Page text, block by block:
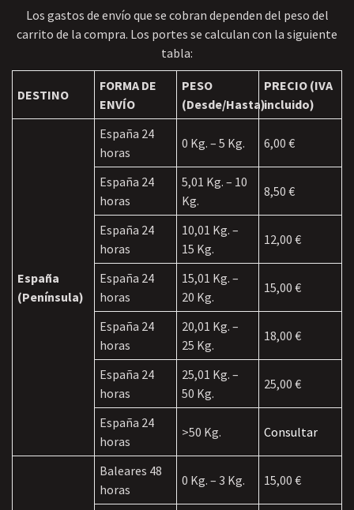
Los gastos de envío que se cobran dependen del peso del
carrito de la compra. Los portes se calculan con la siguiente
tabla:
DESTINO
FORMA DE
ENVÍO
PESO
(Desde/Hasta)
PRECIO (IVA
incluido)
España
(Península)
España 24
horas
0 Kg. – 5 Kg. 6,00 €
España 24
horas
5,01 Kg. – 10
Kg.
8,50 €
España 24
horas
10,01 Kg. –
15 Kg.
12,00 €
España 24
horas
15,01 Kg. –
20 Kg.
15,00 €
España 24
horas
20,01 Kg. –
25 Kg.
18,00 €
España 24
horas
25,01 Kg. –
50 Kg.
25,00 €
España 24
horas
>50 Kg. Consultar
Baleares 48
horas
0 Kg. – 3 Kg. 15,00 €